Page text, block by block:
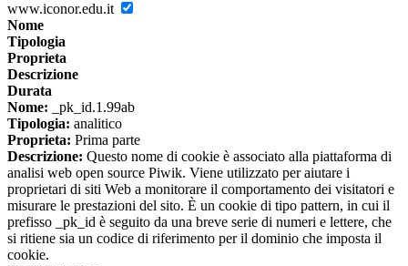
www.iconor.edu.it
Nome
Tipologia
Proprieta
Descrizione
Durata
Nome: _pk_id.1.99ab
Tipologia: analitico
Proprieta: Prima parte
Descrizione: Questo nome di cookie è associato alla piattaforma di
analisi web open source Piwik. Viene utilizzato per aiutare i
proprietari di siti Web a monitorare il comportamento dei visitatori e
misurare le prestazioni del sito. È un cookie di tipo pattern, in cui il
prefisso _pk_id è seguito da una breve serie di numeri e lettere, che
si ritiene sia un codice di riferimento per il dominio che imposta il
cookie.